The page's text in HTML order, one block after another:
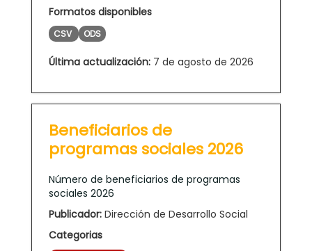
Formatos disponibles
CSV ODS
Última actualización: 7 de agosto de 2026
Beneficiarios de
programas sociales 2026
Número de beneficiarios de programas
sociales 2026
Publicador: Dirección de Desarrollo Social
Categorias